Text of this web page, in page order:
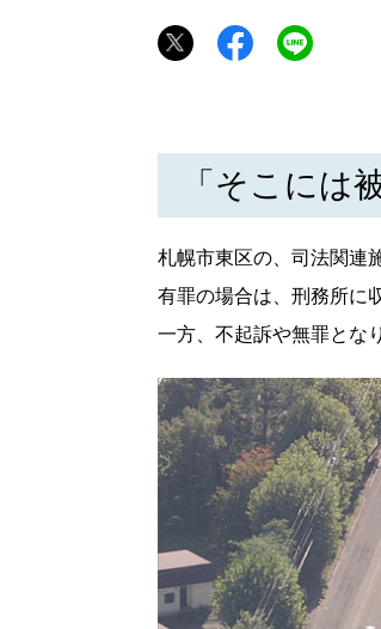
「そこには
札幌市東区の、司法関連
有罪の場合は、刑務所に
一方、不起訴や無罪とな